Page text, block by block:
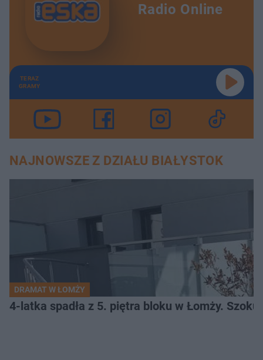
Radio Online
TERAZ
GRAMY
NAJNOWSZE Z DZIAŁU BIAŁYSTOK
DRAMAT W ŁOMŻY
4-latka spadła z 5. piętra bloku w Łomży.